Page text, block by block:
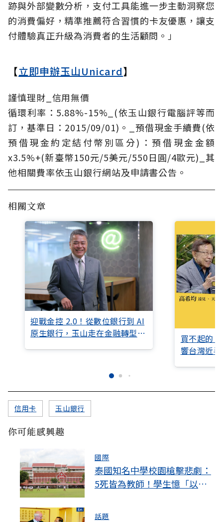
跡與外部變數分析，支付工具能進一步主動洞察您
的消費偏好，精準推薦符合習慣的卡友優惠，讓支
付體驗真正升級為消費者的生活顧問。」
【立即申辦玉山Unicard】
謹慎理財_信用無價
循環利率：5.88%-15%_(依玉山銀行電腦評等而
訂，基準日：2015/09/01)。_預借現金手續費(依
預借現金約定結付幣別區分)：預借現金金額
x3.5%+(新臺幣150元/5美元/550日圓/4歐元)_其
他相關費率依玉山銀行網站及申請書公告。
相關文章
迎戰金控 2.0！從數位銀行到 AI
原生銀行，玉山走在金融轉型最
買不起的
響台灣近
信用卡 玉山銀行
你可能感興趣
國際
泰國知名中學校園槍擊悲劇：
5死皆為教師！學生憶「以為
話題